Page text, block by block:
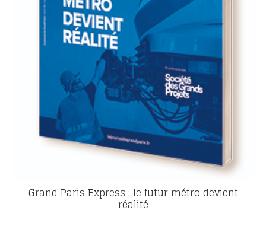
Grand Paris Express : le futur métro devient
réalité